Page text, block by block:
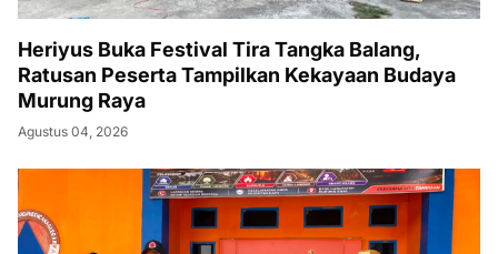
Heriyus Buka Festival Tira Tangka Balang,
Ratusan Peserta Tampilkan Kekayaan Budaya
Murung Raya
Agustus 04, 2026